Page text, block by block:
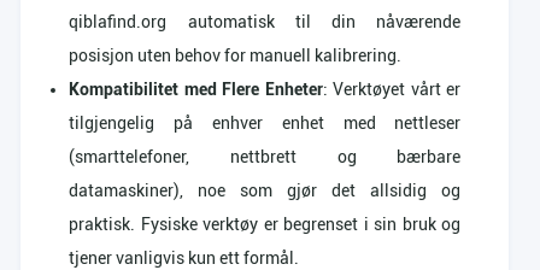
qiblafind.org automatisk til din nåværende
posisjon uten behov for manuell kalibrering.
Kompatibilitet med Flere Enheter: Verktøyet vårt er
tilgjengelig på enhver enhet med nettleser
(smarttelefoner, nettbrett og bærbare
datamaskiner), noe som gjør det allsidig og
praktisk. Fysiske verktøy er begrenset i sin bruk og
tjener vanligvis kun ett formål.